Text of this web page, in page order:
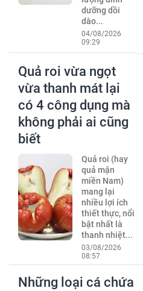
dưỡng dồi
dào...
04/08/2026
09:29
Quả roi vừa ngọt
vừa thanh mát lại
có 4 công dụng mà
không phải ai cũng
biết
Quả roi (hay
quả mận
miền Nam)
mang lại
nhiều lợi ích
thiết thực, nổi
bật nhất là
thanh nhiệt...
03/08/2026
08:57
Những loại cá chứa